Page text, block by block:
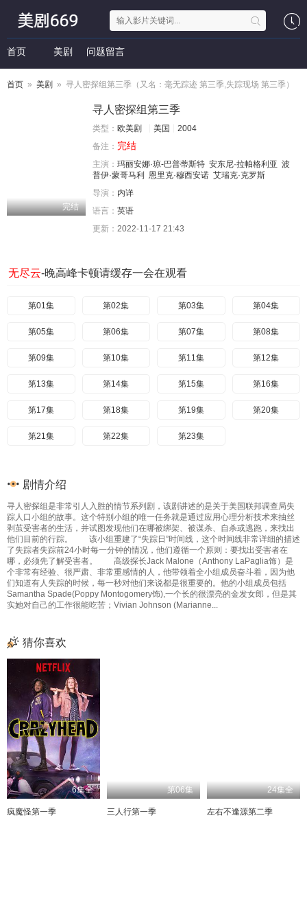
首页 美剧 问题留言
首页 » 美剧 » 寻人密探组第三季（又名：毫无踪迹 第三季,失踪现场 第三季）
完结
寻人密探组第三季
类型： 欧美剧 美国
2004
备注： 完结
主演： 玛丽安娜·琼-巴普蒂斯特 安东尼·拉帕格利亚 波
普伊·蒙哥马利
恩里克·穆西安诺 艾瑞克·克罗斯
导演： 内详
语言： 英语
更新： 2022-11-17 21:43
无尽云-晚高峰卡顿请缓存一会在观看
第01集 第02集 第03集 第04集
第05集 第06集 第07集 第08集
第09集 第10集 第11集 第12集
第13集 第14集 第15集 第16集
第17集 第18集 第19集 第20集
第21集 第22集 第23集
剧情介绍
寻人密探组是非常引人入胜的情节系列剧，该剧讲述的是关于美国联邦调查局失
踪人口小组的故事。这个特别小组的唯一任务就是通过应用心理分析技术来抽丝
剥茧受害者的生活，并试图发现他们在哪被绑架、被谋杀、自杀或逃跑，来找出
他们目前的行踪。 该小组重建了“失踪日”时间线，这个时间线非常详细的描述
了失踪者失踪前24小时每一分钟的情况，他们遵循一个原则：要找出受害者在
哪，必须先了解受害者。 高级探长Jack Malone（Anthony LaPaglia饰）是
个非常有经验、很严肃、非常重感情的人，他带领着全小组成员奋斗着，因为他
们知道有人失踪的时候，每一秒对他们来说都是很重要的。他的小组成员包括
Samantha Spade(Poppy Montogomery饰),一个长的很漂亮的金发女郎，但是其
实她对自己的工作很能吃苦；Vivian Johnson (Marianne...
猜你喜欢
6集全
疯魔怪第一季
第06集
三人行第一季
24集全
左右不逢源第二季